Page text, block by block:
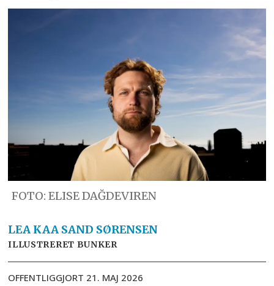
FOTO: ELISE DAĞDEVIREN
LEA KAA SAND SØRENSEN
ILLUSTRERET BUNKER
OFFENTLIGGJORT 21. MAJ 2026